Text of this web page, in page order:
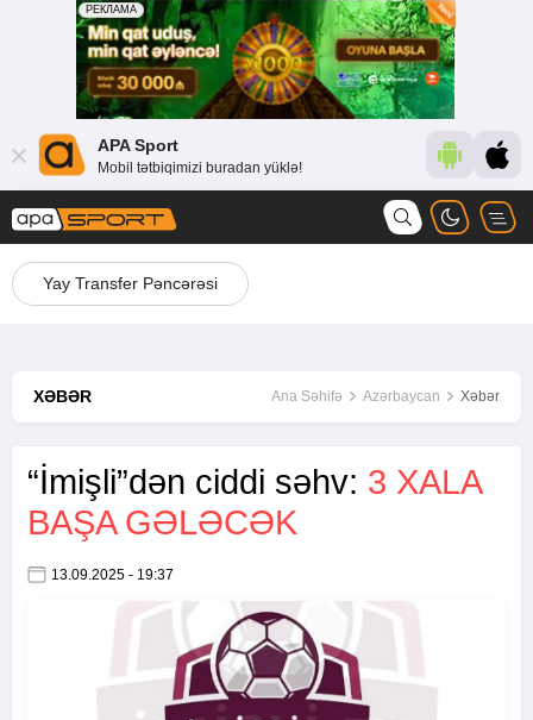
APA Sport
Mobil tətbiqimizi buradan yüklə!
Yay Transfer Pəncərəsi
XƏBƏR Ana Səhifə Azərbaycan Xəbər
“İmişli”dən ciddi səhv: 3 XALA
BAŞA GƏLƏCƏK
13.09.2025 - 19:37